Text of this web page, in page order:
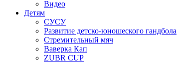
Видео
Детям
СУСУ
Развитие детско-юношеского гандбола
Стремительный мяч
Ваверка Кап
ZUBR CUP